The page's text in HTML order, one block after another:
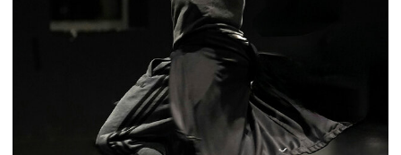
COOKIE-EINSTELLUNGEN
Wir verwenden Cookies und Inhalte externer Anbieter auf
unserer Website. Notwendige Cookies sind essenziell, damit